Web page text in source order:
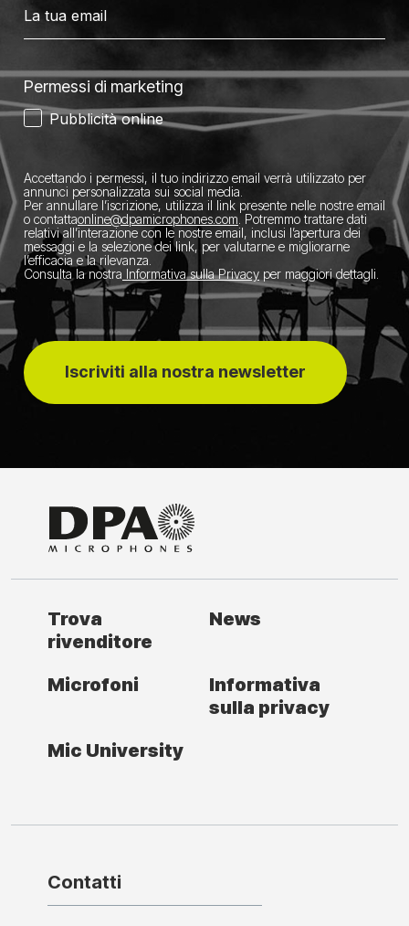
Permessi di marketing
Pubblicità online
Accettando i permessi, il tuo indirizzo email verrà utilizzato per
annunci personalizzata sui social media.
Per annullare l’iscrizione, utilizza il link presente nelle nostre email
o contatta​online@dpamicrophones.com . Potremmo trattare dati
relativi all’interazione con le nostre email, inclusi l’apertura dei
messaggi e la selezione dei link, per valutarne e migliorarne
l’efficacia e la rilevanza.
Consulta la nostra Informativa sulla Privacy per maggiori dettagli.
Iscriviti alla nostra newsletter
Trova
rivenditore
News
Microfoni
Informativa
sulla privacy
Mic University
Contatti